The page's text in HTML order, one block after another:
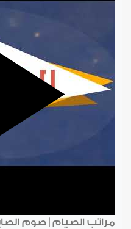
مراتب الصيام | صوم